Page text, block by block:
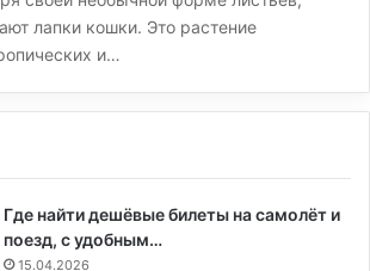
лапки кошки. Это растение
и…
Где найти дешёвые билеты на самолёт и
поезд, с удобным…
15.04.2026